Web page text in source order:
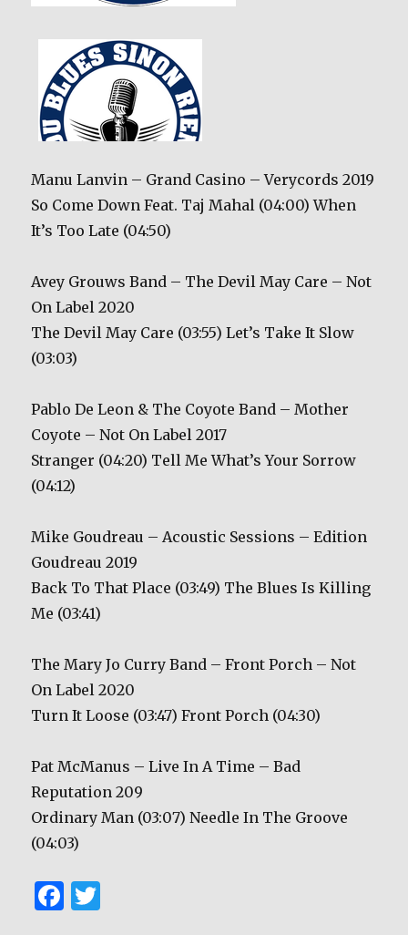
Manu Lanvin – Grand Casino – Verycords 2019
So Come Down Feat. Taj Mahal (04:00) When
It’s Too Late (04:50)
Avey Grouws Band – The Devil May Care – Not
On Label 2020
The Devil May Care (03:55) Let’s Take It Slow
(03:03)
Pablo De Leon & The Coyote Band – Mother
Coyote – Not On Label 2017
Stranger (04:20) Tell Me What’s Your Sorrow
(04:12)
Mike Goudreau – Acoustic Sessions – Edition
Goudreau 2019
Back To That Place (03:49) The Blues Is Killing
Me (03:41)
The Mary Jo Curry Band – Front Porch – Not
On Label 2020
Turn It Loose (03:47) Front Porch (04:30)
Pat McManus – Live In A Time – Bad
Reputation 209
Ordinary Man (03:07) Needle In The Groove
(04:03)
F